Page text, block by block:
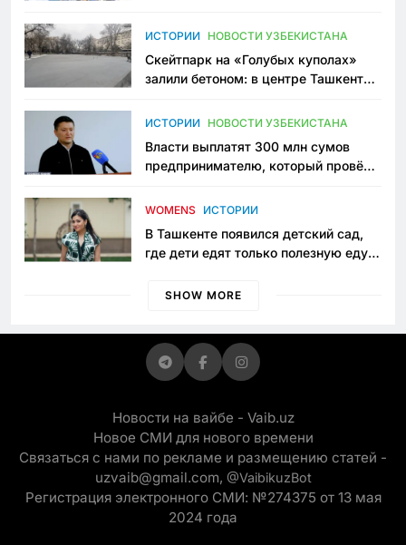
Узбекистане
ИСТОРИИ НОВОСТИ УЗБЕКИСТАНА
Скейтпарк на «Голубых куполах»
залили бетоном: в центре Ташкента
пространство
ИСТОРИИ НОВОСТИ УЗБЕКИСТАНА
Власти выплатят 300 млн сумов
предпринимателю, который провёл
приговору
WOMENS ИСТОРИИ
В Ташкенте появился детский сад,
где дети едят только полезную еду.
просить «кашу без сахара»
SHOW MORE
Новости на вайбе - Vaib.uz
Новое СМИ для нового времени
Связаться с нами по рекламе и размещению статей -
uzvaib@gmail.com, @VaibikuzBot
Регистрация электронного СМИ: №274375 от 13 мая
2024 года